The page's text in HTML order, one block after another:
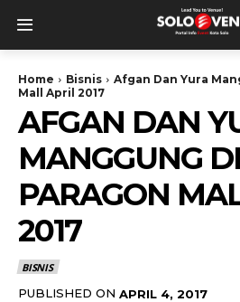
Home Bisnis
Afgan Dan Yura
Mall April 2017
AFGAN DAN
MANGGUNG
PARAGON
2017
BISNIS
PUBLISHED ON APRIL 4, 2017